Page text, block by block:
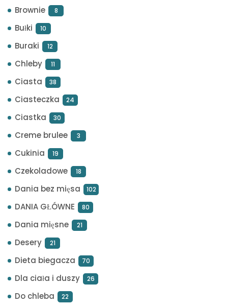
Brownie 8
Bułki 10
Buraki 12
Chleby 11
Ciasta 38
Ciasteczka 24
Ciastka 30
Creme brulee 3
Cukinia 19
Czekoladowe 18
Dania bez mięsa 102
DANIA GŁÓWNE 80
Dania mięsne 21
Desery 21
Dieta biegacza 70
Dla ciała i duszy 26
Do chleba 22